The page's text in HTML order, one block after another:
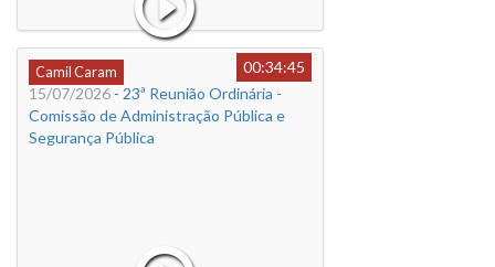
Camil Caram
00:34:45
15/07/2026 - 23ª Reunião Ordinária -
Comissão de Administração Pública e
Segurança Pública